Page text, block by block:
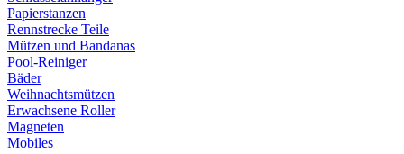
Papierstanzen
Rennstrecke Teile
Mützen und Bandanas
Pool-Reiniger
Bäder
Weihnachtsmützen
Erwachsene Roller
Magneten
Mobiles